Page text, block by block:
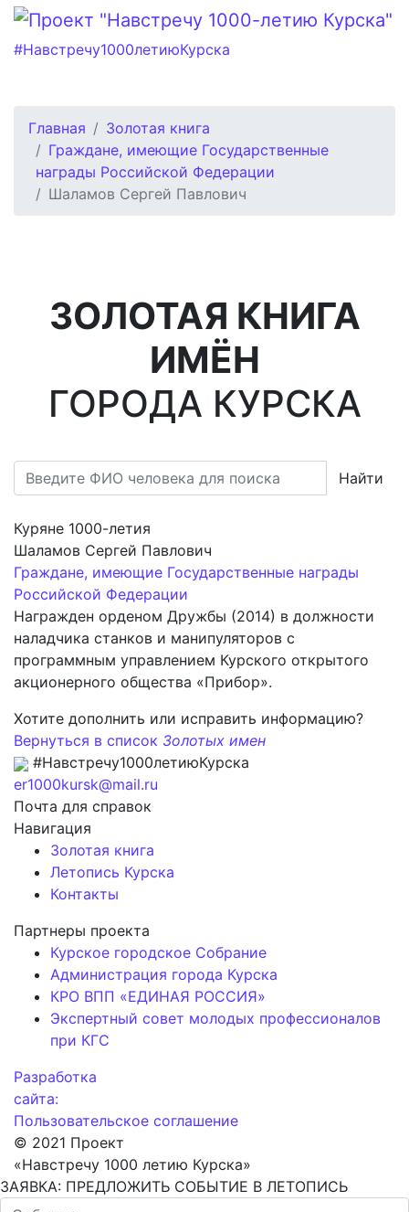
#Навстречу1000летиюКурска
Главная
Золотая книга
Граждане, имеющие Государственные
награды Российской Федерации
Шаламов Сергей Павлович
ЗОЛОТАЯ КНИГА
ИМЁН
ГОРОДА КУРСКА
Найти
Куряне 1000-летия
Шаламов Сергей Павлович
Граждане, имеющие Государственные награды
Российской Федерации
Награжден орденом Дружбы (2014) в должности
наладчика станков и манипуляторов с
программным управлением Курского открытого
акционерного общества «Прибор».
Хотите дополнить или исправить информацию?
Вернуться в список Золотых имен
#Навстречу1000летиюКурска
er1000kursk@mail.ru
Почта для справок
Навигация
Золотая книга
Летопись Курска
Контакты
Партнеры проекта
Курское городское Собрание
Администрация города Курска
КРО ВПП «ЕДИНАЯ РОССИЯ»
Экспертный совет молодых профессионалов
при КГС
Разработка
сайта:
Пользовательское соглашение
© 2021 Проект
«Навстречу 1000 летию Курска»
ЗАЯВКА: ПРЕДЛОЖИТЬ СОБЫТИЕ В ЛЕТОПИСЬ